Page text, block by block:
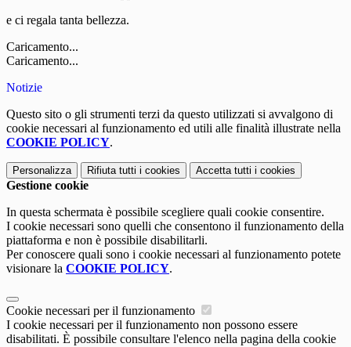
e ci regala tanta bellezza.
Caricamento...
Caricamento...
Notizie
Questo sito o gli strumenti terzi da questo utilizzati si avvalgono di
cookie necessari al funzionamento ed utili alle finalità illustrate nella
COOKIE POLICY.
Personalizza Rifiuta tutti i cookies Accetta tutti i cookies
Gestione cookie
In questa schermata è possibile scegliere quali cookie consentire.
I cookie necessari sono quelli che consentono il funzionamento della
piattaforma e non è possibile disabilitarli.
Per conoscere quali sono i cookie necessari al funzionamento potete
visionare la COOKIE POLICY.
Cookie necessari per il funzionamento
I cookie necessari per il funzionamento non possono essere
disabilitati. È possibile consultare l'elenco nella pagina della cookie